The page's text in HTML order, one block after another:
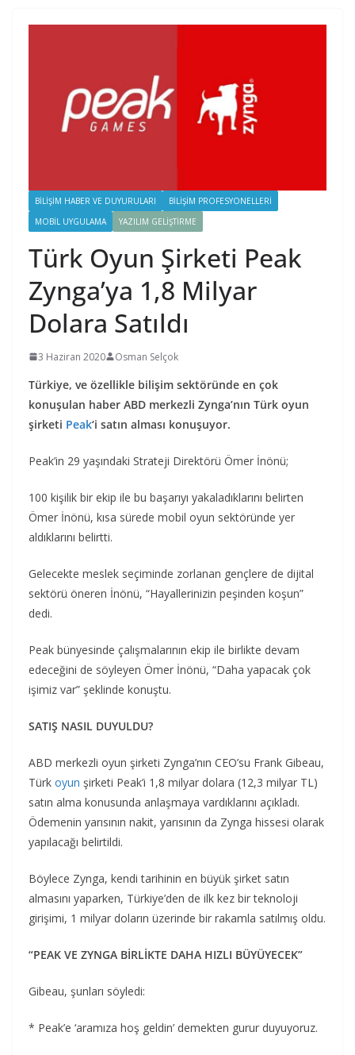
BILIŞIM HABER VE DUYURULARI
BILIŞIM PROFESYONELLERI
MOBIL UYGULAMA
YAZILIM GELIŞTIRME
Türk Oyun Şirketi Peak
Zynga’ya 1,8 Milyar
Dolara Satıldı
3 Haziran 2020 Osman Selçok
Türkiye, ve özellikle bilişim sektöründe en çok
konuşulan haber ABD merkezli Zynga’nın Türk oyun
şirketi Peak‘i satın alması konuşuyor.
Peak’in 29 yaşındaki Strateji Direktörü Ömer İnönü;
100 kişilik bir ekip ile bu başarıyı yakaladıklarını belirten
Ömer İnönü, kısa sürede mobil oyun sektöründe yer
aldıklarını belirtti.
Gelecekte meslek seçiminde zorlanan gençlere de dijital
sektörü öneren İnönü, “Hayallerinizin peşinden koşun”
dedi.
Peak bünyesinde çalışmalarının ekip ile birlikte devam
edeceğini de söyleyen Ömer İnönü, “Daha yapacak çok
işimiz var” şeklinde konuştu.
SATIŞ NASIL DUYULDU?
ABD merkezli oyun şirketi Zynga’nın CEO’su Frank Gibeau,
Türk oyun şirketi Peak’i 1,8 milyar dolara (12,3 milyar TL)
satın alma konusunda anlaşmaya vardıklarını açıkladı.
Ödemenin yarısının nakit, yarısının da Zynga hissesi olarak
yapılacağı belirtildi.
Böylece Zynga, kendi tarihinin en büyük şirket satın
almasını yaparken, Türkiye’den de ilk kez bir teknoloji
girişimi, 1 milyar doların üzerinde bir rakamla satılmış oldu.
“PEAK VE ZYNGA BİRLİKTE DAHA HIZLI BÜYÜYECEK”
Gibeau, şunları söyledi:
* Peak’e ‘aramıza hoş geldin’ demekten gurur duyuyoruz.